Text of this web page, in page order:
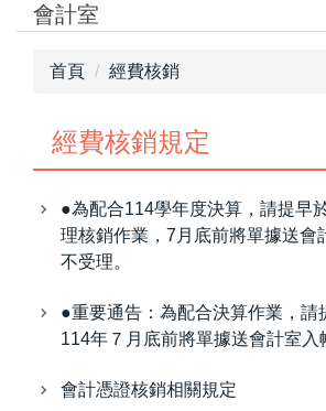
會計室
首頁 經費核銷
經費核銷規定
●為配合114學年度決算，請提早
理核銷作業，7月底前將單據送會
不受理。
●重要通告：為配合決算作業，請
114年７月底前將單據送會計室入
會計憑證核銷相關規定